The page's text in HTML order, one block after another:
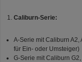
Caliburn-Serie:
A-Serie mit Caliburn A2,
für Ein- oder Umsteiger)
G-Serie mit Caliburn